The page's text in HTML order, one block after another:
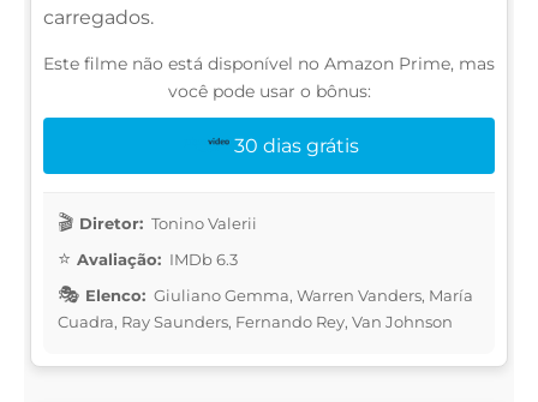
carregados.
Este filme não está disponível no Amazon Prime, mas
você pode usar o bônus:
30 dias grátis
Diretor: Tonino Valerii
Avaliação: IMDb 6.3
Elenco: Giuliano Gemma, Warren Vanders, María
Cuadra, Ray Saunders, Fernando Rey, Van Johnson